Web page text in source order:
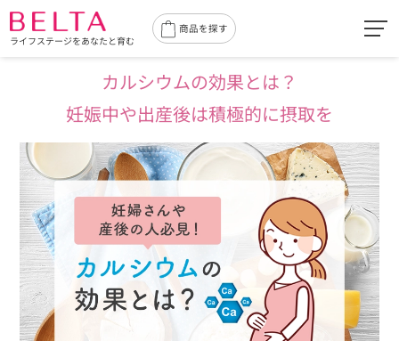
ライフステージをあなたと育む
商品を探す
カルシウムの効果とは？
妊娠中や出産後は積極的に摂取を